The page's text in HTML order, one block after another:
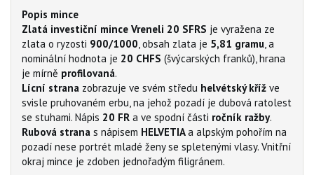
Popis mince
Zlatá investiční mince Vreneli 20 SFRS je vyražena ze
zlata o ryzosti 900/1000 , obsah zlata je 5,81 gramu , a
nominální hodnota je 20 CHFS (švýcarských franků), hrana
je mírně profilovaná.
Lícní strana zobrazuje ve svém středu helvétský kříž ve
svisle pruhovaném erbu, na jehož pozadí je dubová ratolest
se stuhami. Nápis 20 FR a ve spodní části ročník ražby.
Rubová strana s nápisem HELVETIAa alpským pohořím na
pozadí nese portrét mladé ženy se spletenými vlasy. Vnitřní
okraj mince je zdoben jednořadým filigránem.